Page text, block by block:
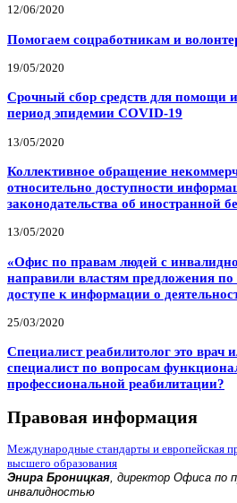
12/06/2020
Помогаем соцработникам и
19/05/2020
Срочный сбор средств для помощи
период эпидемии COVID-19
13/05/2020
Коллективное обращение
относительно доступности
законодательства об иностранной
13/05/2020
«Офис по правам людей с
направили властям предложения
доступе к информации о
25/03/2020
Специалист реабилитолог это врач
специалист по вопросам
профессиональной реабилитации?
Правовая информация
Международные стандарты и европейская
высшего образования
Энира Броницкая, директор Офиса по
инвалидностью